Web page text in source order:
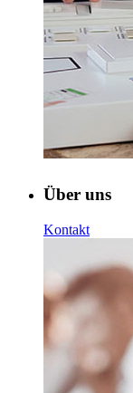
Über uns
Kontakt